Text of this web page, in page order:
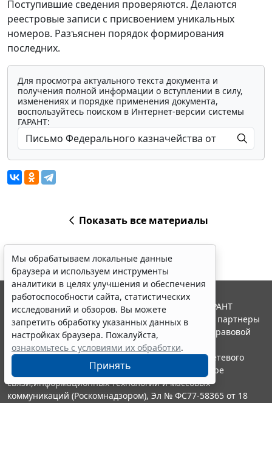
Поступившие сведения проверяются. Делаются
реестровые записи с присвоением уникальных
номеров. Разъяснен порядок формирования
последних.
Для просмотра актуального текста документа и
получения полной информации о вступлении в силу,
изменениях и порядке применения документа,
воспользуйтесь поиском в Интернет-версии системы
ГАРАНТ:
Показать все материалы
Мы обрабатываем локальные данные
браузера и используем инструменты
аналитики в целях улучшения и обеспечения
работоспособности сайта, статистических
исследований и обзоров. Вы можете
запретить обработку указанных данных в
настройках браузера. Пожалуйста,
ознакомьтесь с условиями их обработки.
Принять
© ООО "НПП "ГАРАНТ-СЕРВИС", 2026. Система ГАРАНТ
выпускается с 1990 года. Компания "Гарант" и ее партнеры
являются участниками Российской ассоциации правовой
информации ГАРАНТ.
Портал ГАРАНТ.РУ зарегистрирован в качестве сетевого
издания Федеральной службой по надзору в сфере
связи,информационных технологий и массовых
коммуникаций (Роскомнадзором), Эл № ФС77-58365 от 18